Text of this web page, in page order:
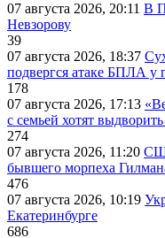
07 августа 2026, 20:11 В
Невзорову
39
07 августа 2026, 18:37
подвергся атаке БПЛА у
178
07 августа 2026, 17:13
с семьей хотят
274
07 августа 2026, 11:20
бывшего морпеха
476
07 августа 2026, 10:19
Екатеринбурге
686